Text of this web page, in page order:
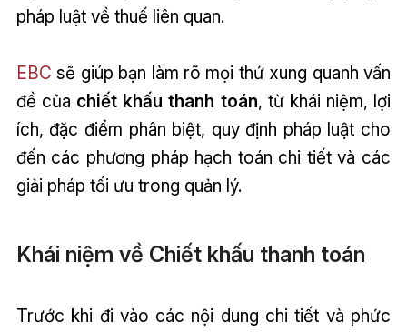
pháp luật về thuế liên quan.
EBC sẽ giúp bạn làm rõ mọi thứ xung quanh vấn
đề của chiết khấu thanh toán, từ khái niệm, lợi
ích, đặc điểm phân biệt, quy định pháp luật cho
đến các phương pháp hạch toán chi tiết và các
giải pháp tối ưu trong quản lý.
Khái niệm về Chiết khấu thanh toán
Trước khi đi vào các nội dung chi tiết và phức